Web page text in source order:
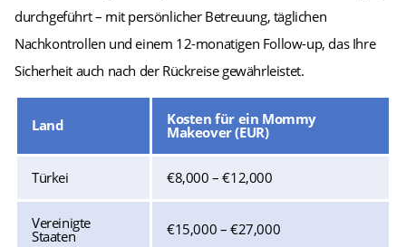
durchgeführt – mit persönlicher Betreuung, täglichen
Nachkontrollen und einem 12-monatigen Follow-up, das Ihre
Sicherheit auch nach der Rückreise gewährleistet.
Land Kosten für ein Mommy
Makeover (EUR)
Türkei €8,000 – €12,000
Vereinigte
Staaten €15,000 – €27,000